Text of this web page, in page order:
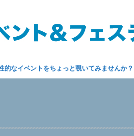
的なイベントをちょっと覗いてみませんか？